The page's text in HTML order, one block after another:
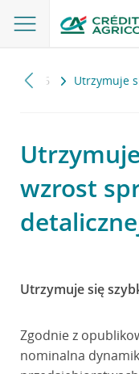
2026 Utrzymuje
wzrost
Utrzymuje się
Zgodnie z
nominalna